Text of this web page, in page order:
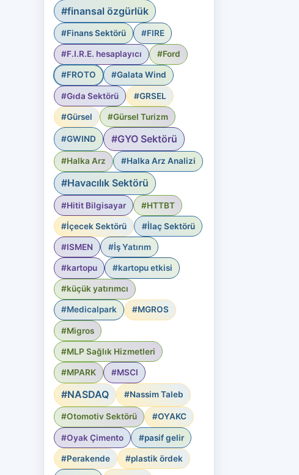
#finansal özgürlük
#Finans Sektörü #FIRE
#F.I.R.E. hesaplayıcı #Ford
#FROTO #Galata Wind
#Gıda Sektörü #GRSEL
#Gürsel #Gürsel Turizm
#GWIND #GYO Sektörü
#Halka Arz #Halka Arz Analizi
#Havacılık Sektörü
#Hitit Bilgisayar #HTTBT
#İçecek Sektörü #İlaç Sektörü
#ISMEN #İş Yatırım
#kartopu #kartopu etkisi
#küçük yatırımcı
#Medicalpark #MGROS
#Migros
#MLP Sağlık Hizmetleri
#MPARK #MSCI
#NASDAQ #Nassim Taleb
#Otomotiv Sektörü #OYAKC
#Oyak Çimento #pasif gelir
#Perakende #plastik ördek